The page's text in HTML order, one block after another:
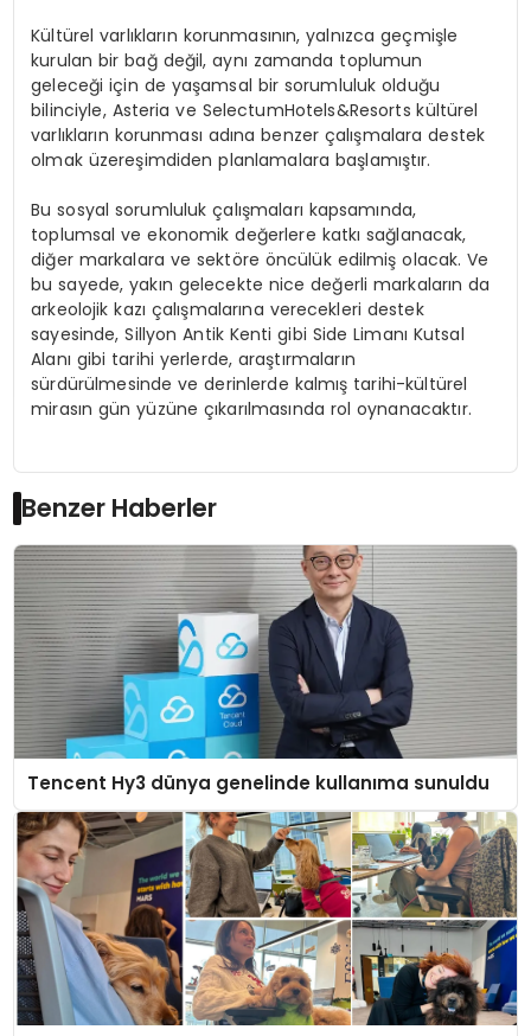
Kültürel varlıkların korunmasının, yalnızca geçmişle
kurulan bir bağ değil, aynı zamanda toplumun
geleceği için de yaşamsal bir sorumluluk olduğu
bilinciyle, Asteria ve SelectumHotels&Resorts kültürel
varlıkların korunması adına benzer çalışmalara destek
olmak üzereşimdiden planlamalara başlamıştır.
Bu sosyal sorumluluk çalışmaları kapsamında,
toplumsal ve ekonomik değerlere katkı sağlanacak,
diğer markalara ve sektöre öncülük edilmiş olacak. Ve
bu sayede, yakın gelecekte nice değerlimarkalarında
arkeolojik kazı çalışmalarına verecekleri destek
sayesinde,Sillyon Antik Kenti gibi Side Limanı Kutsal
Alanı gibi tarihi yerlerde, araştırmaların
sürdürülmesindeve derinlerde kalmış tarihi-kültürel
mirasın gün yüzüne çıkarılmasında rol oynanacaktır.
Benzer Haberler
Tencent Hy3 dünya genelinde kullanıma sunuldu